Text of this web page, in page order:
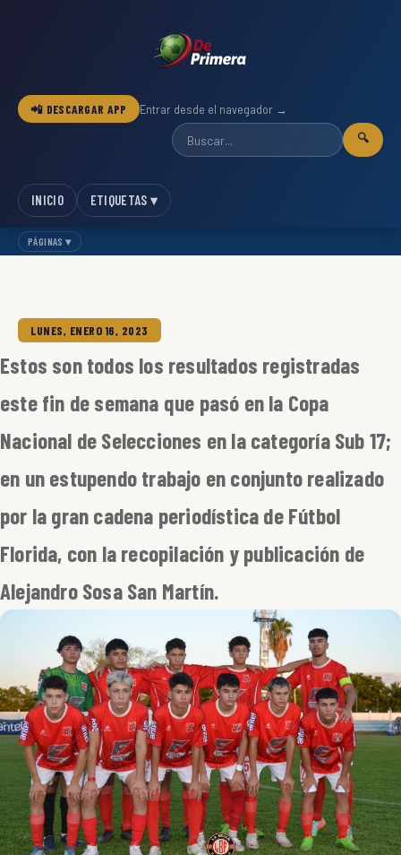
📲 DESCARGAR APP Entrar desde el navegador →
🔍
INICIO ETIQUETAS ▾
PÁGINAS ▾
LUNES, ENERO 16, 2023
Estos son todos los resultados registradas
este fin de semana que pasó en la Copa
Nacional de Selecciones en la categoría Sub 17;
en un estupendo trabajo en conjunto realizado
por la gran cadena periodística de Fútbol
Florida, con la recopilación y publicación de
Alejandro Sosa San Martín.